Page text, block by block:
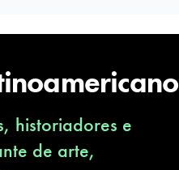
historiadores e
de arte,